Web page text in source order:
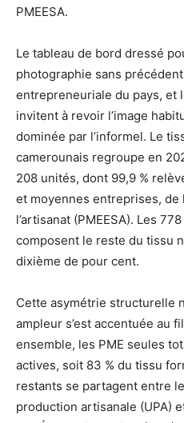
PMEESA.
Le tableau de bord dressé
photographie sans
entrepreneuriale du pays, et
invitent à revoir l’image
dominée par l’informel. Le
camerounais regroupe en
208 unités, dont 99,9 %
et moyennes entreprises, de
l’artisanat (PMEESA). Les
composent le reste du tissu
dixième de pour cent.
Cette asymétrie structurelle
ampleur s’est accentuée au
ensemble, les PME seules
actives, soit 83 % du tissu
restants se partagent entre
production artisanale (UPA)